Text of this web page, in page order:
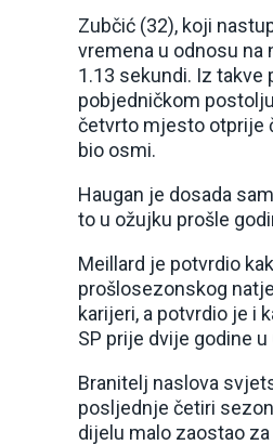
Zubčić (32), koji
vremena u odnosu na
1.13 sekundi. Iz takve
pobjedničkom
četvrto mjesto otprije
bio osmi.
Haugan je dosada
to u ožujku prošle
Meillard je potvrdio
prošlosezonskog
karijeri, a potvrdio je i
SP prije dvije godine
Branitelj naslova
posljednje četiri
dijelu malo zaostao